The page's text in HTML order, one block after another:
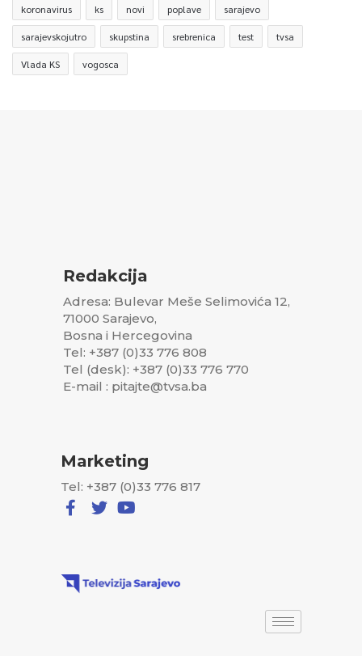
koronavirus ks novi poplave sarajevo
sarajevskojutro skupstina srebrenica test tvsa
Vlada KS vogosca
Redakcija
Adresa: Bulevar Meše Selimovića 12,
71000 Sarajevo,
Bosna i Hercegovina
Tel: +387 (0)33 776 808
Tel (desk): +387 (0)33 776 770
E-mail : pitajte@tvsa.ba
Marketing
Tel: +387 (0)33 776 817